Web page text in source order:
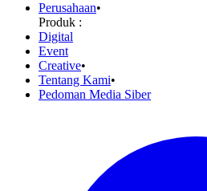
Perusahaan•
Produk :
Digital
Event
Creative•
Tentang Kami•
Pedoman Media Siber